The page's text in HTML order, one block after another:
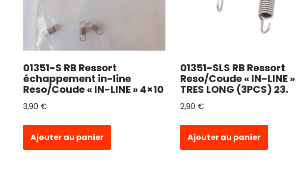
01351-S RB Ressort
échappement in-line
Reso/Coude « IN-LINE » 4×10
3,90 €
Ajouter au panier
01351-SLS RB Ressort
Reso/Coude « IN-LINE »
TRES LONG (3PCS) 23.
2,90 €
Ajouter au panier